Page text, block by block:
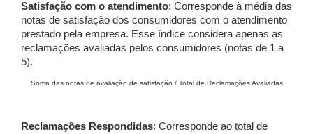
Satisfação com o atendimento: Corresponde à média das
notas de satisfação dos consumidores com o atendimento
prestado pela empresa. Esse índice considera apenas as
reclamações avaliadas pelos consumidores (notas de 1 a
5).
Soma das notas de avaliação de satisfação / Total de Reclamações Avaliadas
Reclamações Respondidas: Corresponde ao total de